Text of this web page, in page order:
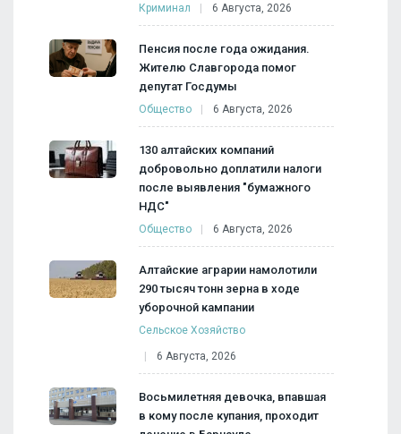
Криминал 6 Августа, 2026
Пенсия после года ожидания.
Жителю Славгорода помог
депутат Госдумы
Общество 6 Августа, 2026
130 алтайских компаний
добровольно доплатили налоги
после выявления "бумажного
НДС"
Общество 6 Августа, 2026
Алтайские аграрии намолотили
290 тысяч тонн зерна в ходе
уборочной кампании
Сельское Хозяйство
6 Августа, 2026
Восьмилетняя девочка, впавшая
в кому после купания, проходит